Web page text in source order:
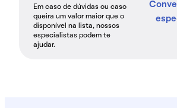
Em caso de dúvidas ou caso
queira um valor maior que o
disponível na lista, nossos
especialistas podem te
ajudar.